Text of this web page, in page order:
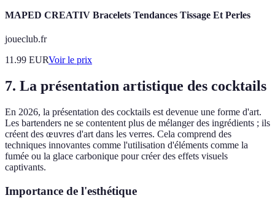
MAPED CREATIV Bracelets Tendances Tissage Et Perles
joueclub.fr
11.99 EURVoir le prix
7. La présentation artistique des cocktails
En 2026, la présentation des cocktails est devenue une forme d'art.
Les bartenders ne se contentent plus de mélanger des ingrédients ; ils
créent des œuvres d'art dans les verres. Cela comprend des
techniques innovantes comme l'utilisation d'éléments comme la
fumée ou la glace carbonique pour créer des effets visuels
captivants.
Importance de l'esthétique